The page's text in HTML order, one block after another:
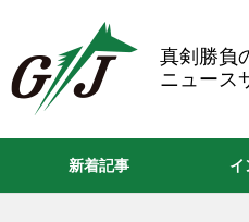
真剣勝負
ニュース
新着記事 イ